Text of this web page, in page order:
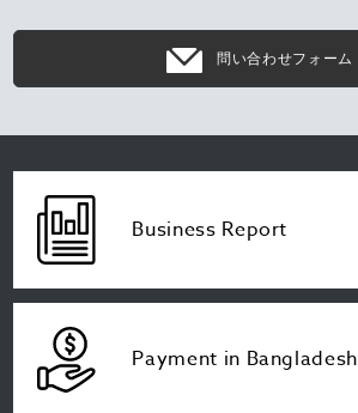
問い合わせフォーム
Business Report
Payment in Bangladesh